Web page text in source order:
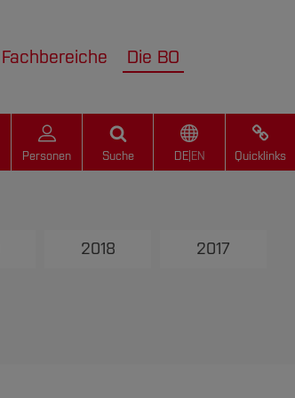
Fachbereiche Die BO
Personen Suche DE| EN Quicklinks
2018 2017